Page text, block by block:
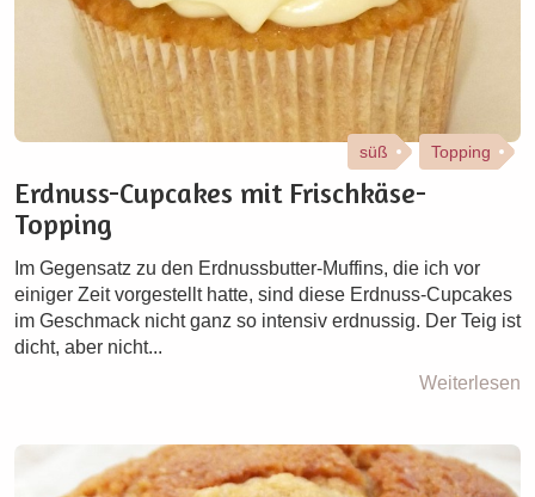
süß Topping
Erdnuss-Cupcakes mit Frischkäse-
Topping
Im Gegensatz zu den Erdnussbutter-Muffins, die ich vor
einiger Zeit vorgestellt hatte, sind diese Erdnuss-Cupcakes
im Geschmack nicht ganz so intensiv erdnussig. Der Teig ist
dicht, aber nicht...
Weiterlesen